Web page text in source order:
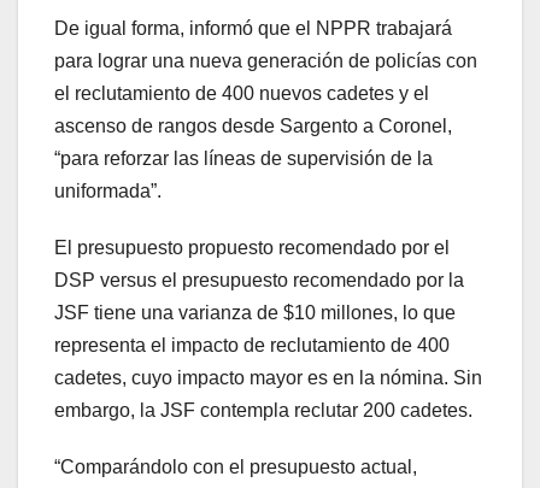
De igual forma, informó que el NPPR trabajará
para lograr una nueva generación de policías con
el reclutamiento de 400 nuevos cadetes y el
ascenso de rangos desde Sargento a Coronel,
“para reforzar las líneas de supervisión de la
uniformada”.
El presupuesto propuesto recomendado por el
DSP versus el presupuesto recomendado por la
JSF tiene una varianza de $10 millones, lo que
representa el impacto de reclutamiento de 400
cadetes, cuyo impacto mayor es en la nómina. Sin
embargo, la JSF contempla reclutar 200 cadetes.
“Comparándolo con el presupuesto actual,